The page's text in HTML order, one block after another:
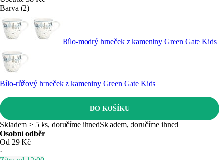
Barva (2)
Bílo-modrý hrneček z kameniny Green Gate Kids
Bílo-růžový hrneček z kameniny Green Gate Kids
DO KOŠÍKU
Skladem > 5 ks, doručíme ihnedSkladem, doručíme ihned
Osobní odběr
Od 29 Kč
·